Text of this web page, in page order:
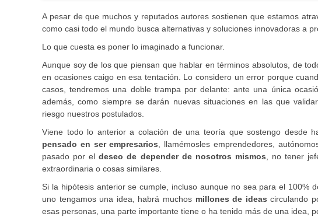
A pesar de que muchos y reputados autores sostienen que estamos
como casi todo el mundo busca alternativas y soluciones innovadoras a
Lo que cuesta es poner lo imaginado a funcionar.
Aunque soy de los que piensan que hablar en términos absolutos, de
en ocasiones caigo en esa tentación. Lo considero un error porque
casos, tendremos una doble trampa por delante: ante una única
además, como siempre se darán nuevas situaciones en las que
riesgo nuestros postulados.
Viene todo lo anterior a colación de una teoría que sostengo desde
pensado en ser empresarios, llamémosles emprendedores,
pasado por eldeseo de depender de nosotros mismos, no tener
extraordinaria o cosas similares.
Si la hipótesis anterior se cumple, incluso aunque no sea para el 100%
uno tengamos una idea, habrá muchos millones de ideas circulando
esas personas, una parte importante tiene o ha tenido más de una idea,